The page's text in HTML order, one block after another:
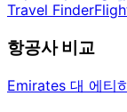
Travel Finder
항공사 비교
Emirates 대 에티